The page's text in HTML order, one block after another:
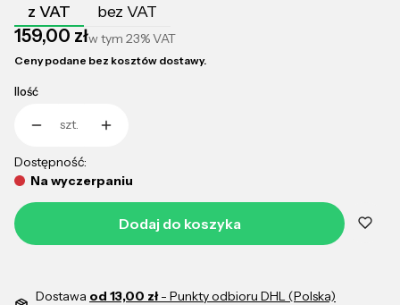
z VAT bez VAT
Cena
159,00 złw tym 23%VAT
Ceny podane bez kosztów dostawy.
Ilość
szt.
Dostępność:
Na wyczerpaniu
Dodaj do koszyka
Dostawa od 13,00 zł- Punkty odbioru DHL (Polska)